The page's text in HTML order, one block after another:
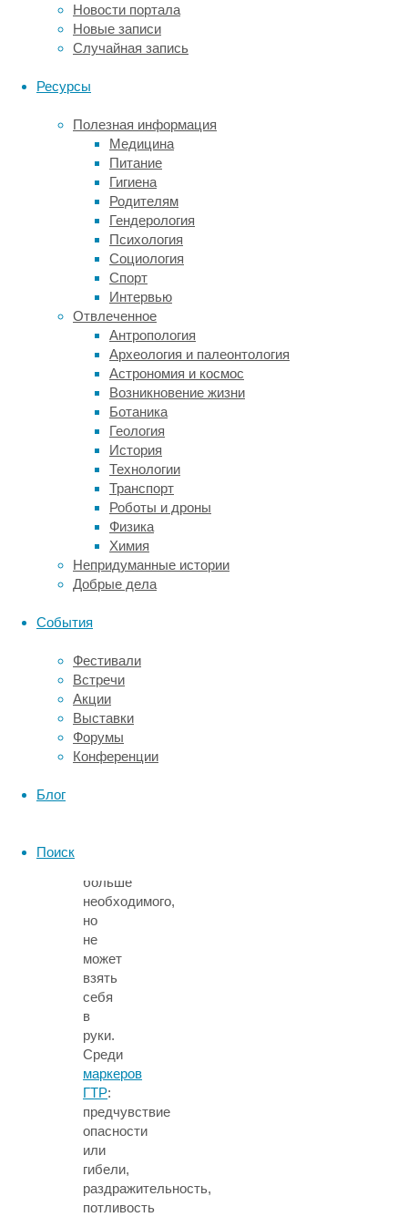
Новости портала
Новые записи
Случайная запись
Ресурсы
Полезная информация
Медицина
Питание
Гигиена
Родителям
Гендерология
Психология
Социология
Спорт
Интервью
Отвлеченное
Антропология
Археология и палеонтология
Астрономия и космос
Возникновение жизни
Ботаника
Геология
История
Технологии
Транспорт
Роботы и дроны
Физика
Химия
Непридуманные истории
Добрые дела
События
Фестивали
Встречи
Акции
Выставки
Форумы
Конференции
Блог
Поиск
от
КОВИД,
ребенка
по
в
школу,
денег
не
хватит
на
пропитание,
близкий
человек
непременно
бросит.
Беспокойство
может
касаться
реальных
фактов
или
быть
беспричинным.
Ребенок
вернулся
целым,
сыграли
свадьбу,
вакцину?
исход
вызовет
лишь
новую
волну
тревоги.
больше
необходимого,
но
не
может
взять
себя
в
руки.
Среди
маркеров
ГТР:
предчувствие
опасности
или
гибели,
раздражительность,
потливость